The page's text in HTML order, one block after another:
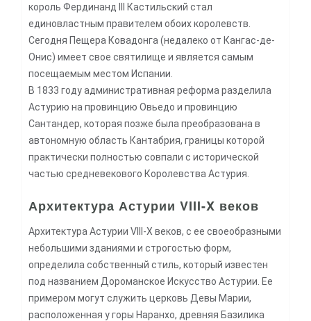
король Фердинанд III Кастильский стал
единовластным правителем обоих королевств.
Сегодня Пещера Ковадонга (недалеко от Кангас-де-
Онис) имеет свое святилище и является самым
посещаемым местом Испании.
В 1833 году административная реформа разделила
Астурию на провинцию Овьедо и провинцию
Сантандер, которая позже была преобразована в
автономную область Кантабрия, границы которой
практически полностью совпали с исторической
частью средневекового Королевства Астурия.
Архитектура Астурии VIII-X веков
Архитектура Астурии VIII-X веков, с ее своеобразными
небольшими зданиями и строгостью форм,
определила собственный стиль, который известен
под названием Дороманское Искусство Астурии. Ее
примером могут служить церковь Девы Марии,
расположенная у горы Наранхо, древняя Базилика